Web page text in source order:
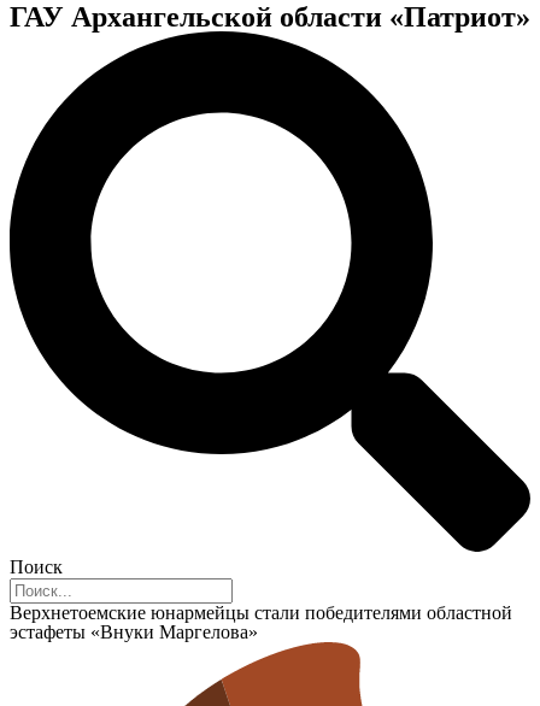
ГАУ Архангельской области «Патриот»
Поиск
Верхнетоемские юнармейцы стали победителями областной
эстафеты «Внуки Маргелова»